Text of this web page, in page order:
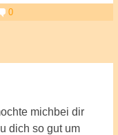
0
michbei dir
dich so gut um